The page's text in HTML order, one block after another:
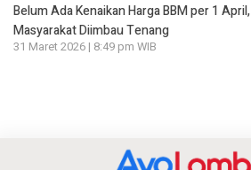
Belum Ada Kenaikan Harga BBM per 1 April,
Masyarakat Diimbau Tenang
31 Maret 2026 | 8:49 pm WIB